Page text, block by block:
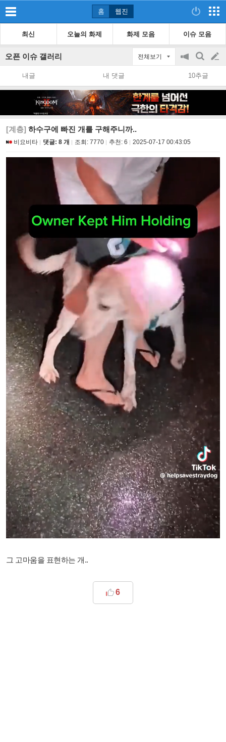
홈 웹진
최신 오늘의 화제 화제 모음 이슈 모음
오픈 이슈 갤러리 전체보기
공
지
on/off
검
색
글
쓰
내글 내 댓글 10추글
[계층] 하수구에 빠진 개를 구해주니까..
비요비타 댓글: 8 개 조회: 7770 추천: 6 2025-07-17 00:43:05
그 고마움을 표현하는 개..
6